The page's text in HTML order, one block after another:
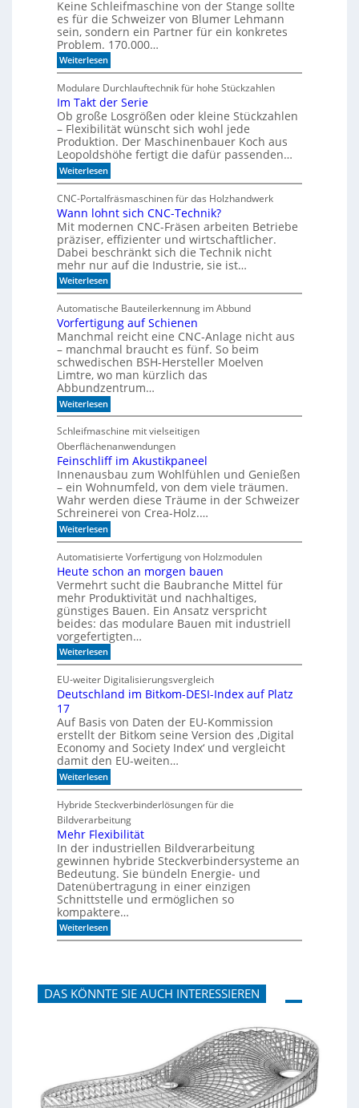
z
a
i
s
i
e
r
t
e
I
R
-
n
s
o
r
e
n
Keine Schleifmaschine von der Stange sollte
es für die Schweizer von Blumer Lehmann
sein, sondern ein Partner für ein konkretes
Problem. 170.000…
Weiterlesen:
V
o
n
d
e
r
B
o
r
k
e
z
u
m
B
ü
c
h
e
r
r
e
a
l
Modulare Durchlauftechnik für hohe Stückzahlen
Im Takt der Serie
Ob große Losgrößen oder kleine Stückzahlen
– Flexibilität wünscht sich wohl jede
Produktion. Der Maschinenbauer Koch aus
Leopoldshöhe fertigt die dafür passenden…
Weiterlesen:
I
T
a
k
t
d
e
r
S
e
r
i
e
CNC-Portalfräsmaschinen für das Holzhandwerk
Wann lohnt sich CNC-Technik?
Mit modernen CNC-Fräsen arbeiten Betriebe
präziser, effizienter und wirtschaftlicher.
Dabei beschränkt sich die Technik nicht
mehr nur auf die Industrie, sie ist…
Weiterlesen:
W
a
n
n
l
o
h
n
t
s
i
c
h
C
N
C
-
T
e
c
h
n
i
?
Automatische Bauteilerkennung im Abbund
Vorfertigung auf Schienen
Manchmal reicht eine CNC-Anlage nicht aus
– manchmal braucht es fünf. So beim
schwedischen BSH-Hersteller Moelven
Limtre, wo man kürzlich das
Abbundzentrum…
Weiterlesen:
V
o
r
f
e
r
t
i
g
u
g
u
f
S
c
h
i
e
n
e
n
Schleifmaschine mit vielseitigen
Oberflächenanwendungen
Feinschliff im Akustikpaneel
Innenausbau zum Wohlfühlen und Genießen
– ein Wohnumfeld, von dem viele träumen.
Wahr werden diese Träume in der Schweizer
Schreinerei von Crea-Holz.…
Weiterlesen:
F
i
n
s
c
h
l
i
f
f
i
m
A
k
s
i
k
p
a
n
e
l
Automatisierte Vorfertigung von Holzmodulen
Heute schon an morgen bauen
Vermehrt sucht die Baubranche Mittel für
mehr Produktivität und nachhaltiges,
günstiges Bauen. Ein Ansatz verspricht
beides: das modulare Bauen mit industriell
vorgefertigten…
Weiterlesen:
H
e
u
t
s
c
h
o
n
a
n
o
r
g
e
n
b
a
u
e
n
EU-weiter Digitalisierungsvergleich
Deutschland im Bitkom-DESI-Index auf Platz
17
Auf Basis von Daten der EU-Kommission
erstellt der Bitkom seine Version des ‚Digital
Economy and Society Index‘ und vergleicht
damit den EU-weiten…
Weiterlesen:
D
u
t
s
c
h
l
a
n
d
i
m
B
i
m
-
n
d
e
Hybride Steckverbinderlösungen für die
Bildverarbeitung
Mehr Flexibilität
In der industriellen Bildverarbeitung
gewinnen hybride Steckverbindersysteme an
Bedeutung. Sie bündeln Energie- und
Datenübertragung in einer einzigen
Schnittstelle und ermöglichen so
kompaktere…
Weiterlesen:
M
F
l
e
t
ä
DAS KÖNNTE SIE AUCH INTERESSIEREN